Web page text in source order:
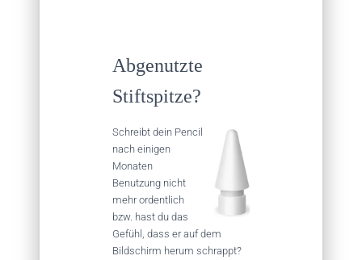
Abgenutzte
Stiftspitze?
Schreibt dein Pencil
nach einigen
Monaten
Benutzung nicht
mehr ordentlich
bzw. hast du das
Gefühl, dass er auf dem
Bildschirm herum schrappt?